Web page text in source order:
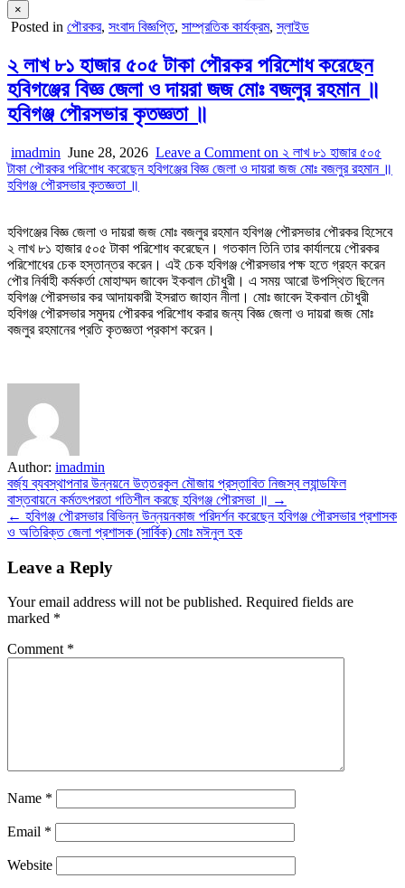
×
Posted in পৌরকর, সংবাদ বিজ্ঞপ্তি, সাম্প্রতিক কার্যক্রম,স্লাইড
২ লাখ ৮১ হাজার ৫০৫ টাকা পৌরকর পরিশোধ করেছেন
হবিগঞ্জের বিজ্ঞ জেলা ও দায়রা জজ মোঃ বজলুর রহমান ॥
হবিগঞ্জ পৌরসভার কৃতজ্ঞতা ॥
imadmin June 28, 2026 Leave a Comment on ২ লাখ ৮১ হাজার ৫০৫
টাকা পৌরকর পরিশোধ করেছেন হবিগঞ্জের বিজ্ঞ জেলা ও দায়রা জজ মোঃ বজলুর রহমান ॥
হবিগঞ্জ পৌরসভার কৃতজ্ঞতা ॥
হবিগঞ্জের বিজ্ঞ জেলা ও দায়রা জজ মোঃ বজলুর রহমান হবিগঞ্জ পৌরসভার পৌরকর হিসেবে
২ লাখ ৮১ হাজার ৫০৫ টাকা পরিশোধ করেছেন। গতকাল তিনি তার কার্যালয়ে পৌরকর
পরিশোধের চেক হস্তান্তর করেন। এই চেক হবিগঞ্জ পৌরসভার পক্ষ হতে গ্রহন করেন
পৌর নির্বাহী কর্মকর্তা মোহাম্মদ জাবেদ ইকবাল চৌধুরী। এ সময় আরো উপস্থিত ছিলেন
হবিগঞ্জ পৌরসভার কর আদায়কারী ইসরাত জাহান নীলা। মোঃ জাবেদ ইকবাল চৌধুরী
হবিগঞ্জ পৌরসভার সমুদয় পৌরকর পরিশোধ করার জন্য বিজ্ঞ জেলা ও দায়রা জজ মোঃ
বজলুর রহমানের প্রতি কৃতজ্ঞতা প্রকাশ করেন।
Author: imadmin
Post
navigation
বর্জ্য ব্যবস্থাপনার উন্নয়নে উত্তরকুল মৌজায় প্রস্তাবিত নিজস্ব ল্যান্ডফিল
বাস্তবায়নে কর্মতৎপরতা গতিশীল করছে হবিগঞ্জ পৌরসভা ॥ →
← হবিগঞ্জ পৌরসভার বিভিন্ন উন্নয়নকাজ পরিদর্শন করেছেন হবিগঞ্জ পৌরসভার প্রশাসক
ও অতিরিক্ত জেলা প্রশাসক (সার্বিক) মোঃ মঈনুল হক
Leave a Reply
Your email address will not be published. Required fields are
marked *
Comment *
Name *
Email *
Website